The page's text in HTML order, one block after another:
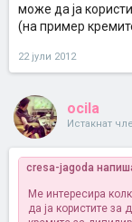
може да ја
(на пример
22 јули 2012
ocila
Истакнат
cresa-jagoda
Ме интересира
да ја користите за